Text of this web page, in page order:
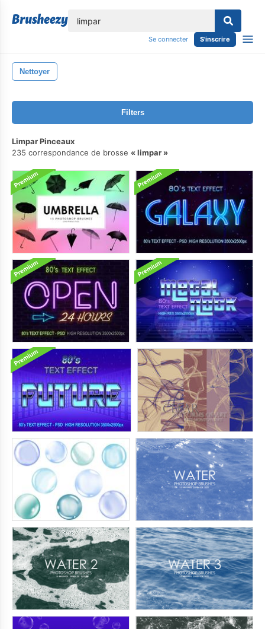
Se connecter S'inscrire
Nettoyer
Filters
Limpar Pinceaux
235 correspondance de brosse
limpar